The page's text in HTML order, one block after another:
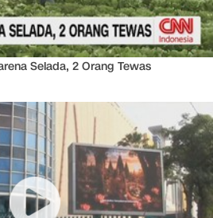
Selada, 2 Orang Tewas